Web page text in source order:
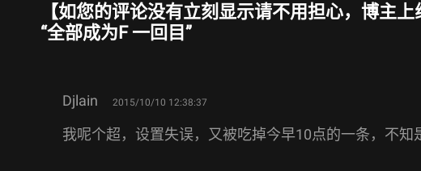
【如您的评论没有立刻显示请不用担心，博主
“全部成为F 一回目 ”
Djlain says:
2015/10/10 12:38:37
我呢个超，设置失误，又被吃掉今早10点的一条，不知